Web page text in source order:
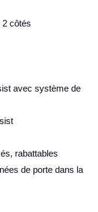
2 côtés
avec système de
rabattables
de porte dans la